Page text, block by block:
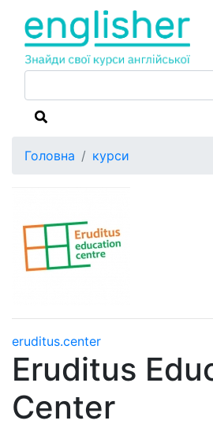
Головна курси
eruditus.center
Eruditus
Center